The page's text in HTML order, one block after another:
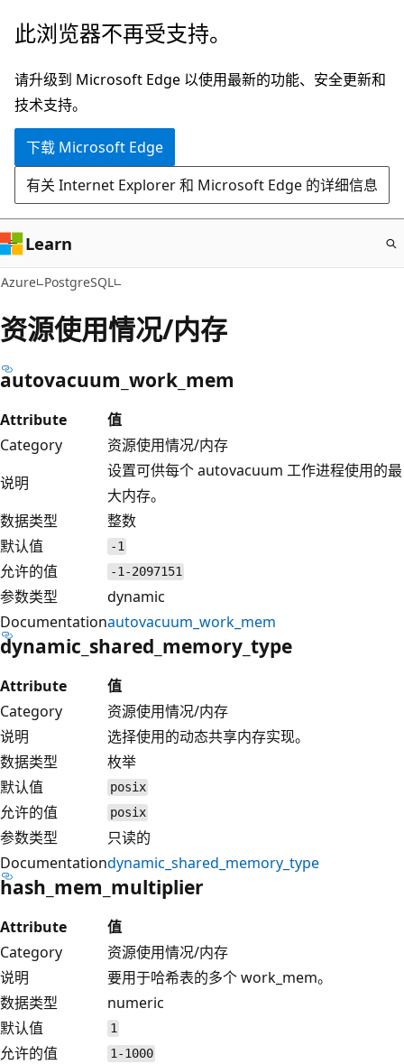
跳
主
要
内
此浏览器不再受支持。
请升级到 Microsoft Edge 以使用最新的功能、安全更新和
技术支持。
下载 Microsoft Edge
有关 Internet Explorer 和 Microsoft Edge 的详细信息
Learn
Azure PostgreSQL
资源使用情况/内存
autovacuum_work_mem
Attribute
值
Category
资源使用情况/内存
说明
设置可供每个 autovacuum 工作进程使用的最
大内存。
数据类型
整数
默认值
-1
允许的值 -1-2097151
参数类型
dynamic
Documentationautovacuum_work_mem
dynamic_shared_memory_type
Attribute
值
Category
资源使用情况/内存
说明
选择使用的动态共享内存实现。
数据类型
枚举
默认值
posix
允许的值 posix
参数类型
只读的
Documentationdynamic_shared_memory_type
hash_mem_multiplier
Attribute
值
Category
资源使用情况/内存
说明
要用于哈希表的多个 work_mem。
数据类型
numeric
默认值
1
允许的值 1-1000